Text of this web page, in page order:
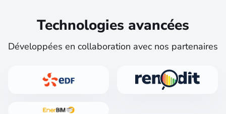
Technologies avancées
Développées en collaboration avec nos partenaires